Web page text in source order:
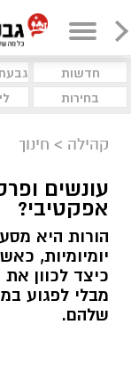
חדשות
בחירות
קהילה > חינוך
עונשים
אפקטיבי?
הורות היא
יומיומיות,
כיצד לכוון
מבלי לפגוע
שלהם.